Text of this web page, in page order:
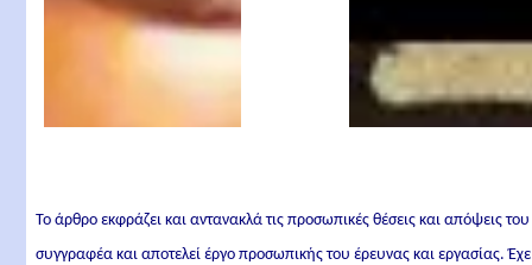
Το άρθρο εκφράζει και αντανακλά τις προσωπικές θέσεις και απόψεις του
συγγραφέα και αποτελεί έργο προσωπικής του έρευνας και εργασίας.